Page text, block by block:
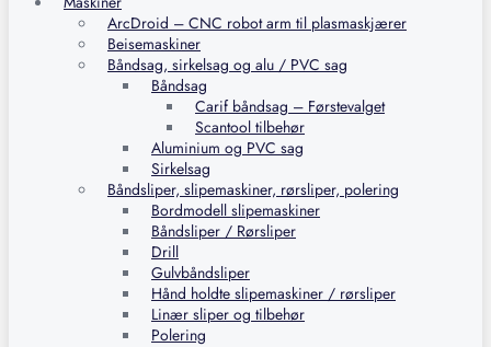
ArcDroid – CNC robot arm til plasmaskjærer
Beisemaskiner
Båndsag, sirkelsag og alu / PVC sag
Båndsag
Carif båndsag – Førstevalget
Scantool tilbehør
Aluminium og PVC sag
Sirkelsag
Båndsliper, slipemaskiner, rørsliper, polering
Bordmodell slipemaskiner
Båndsliper / Rørsliper
Drill
Gulvbåndsliper
Hånd holdte slipemaskiner / rørsliper
Linær sliper og tilbehør
Polering